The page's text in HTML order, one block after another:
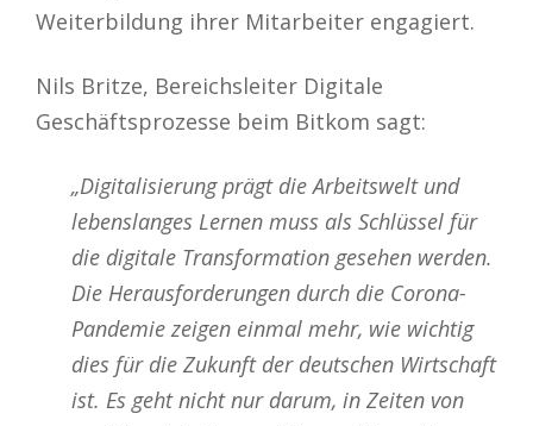
Weiterbildung ihrer Mitarbeiter engagiert.
Nils Britze, Bereichsleiter Digitale
Geschäftsprozesse beim Bitkom sagt:
„Digitalisierung prägt die Arbeitswelt und
lebenslanges Lernen muss als Schlüssel für
die digitale Transformation gesehen werden.
Die Herausforderungen durch die Corona-
Pandemie zeigen einmal mehr, wie wichtig
dies für die Zukunft der deutschen Wirtschaft
ist. Es geht nicht nur darum, in Zeiten von